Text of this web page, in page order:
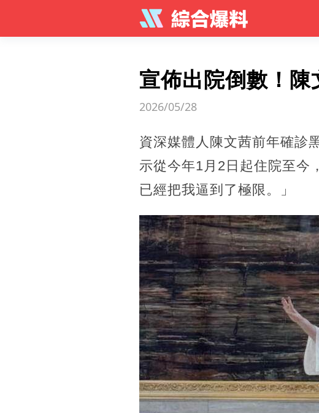
宣佈出院倒數！
2026/05/28
資深媒體人陳文茜前年確診
示從今年1月2日起住院至今
已經把我逼到了極限。」